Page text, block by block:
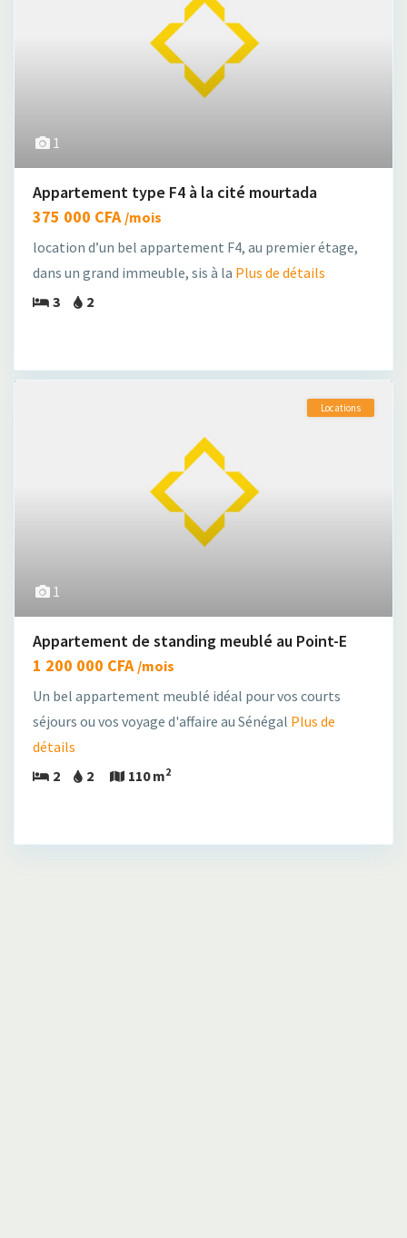
1
Appartement type F4 à la cité mourtada
375 000 CFA /mois
location d’un bel appartement F4, au premier étage,
dans un grand immeuble, sis à la Plus de détails
3
2
1
Locations
Appartement de standing meublé au Point-E
1 200 000 CFA /mois
Un bel appartement meublé idéal pour vos courts
séjours ou vos voyage d'affaire au Sénégal Plus de
détails
2
2 110 m2